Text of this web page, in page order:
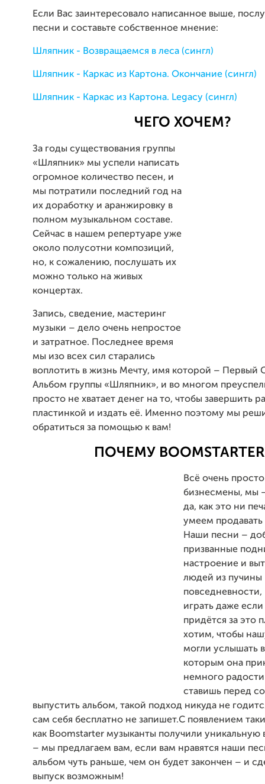
Если Вас заинтересовало написанное выше,
песни и составьте собственное мнение:
Шляпник - Возвращаемся в леса (сингл)
Шляпник - Каркас из Картона. Окончание (сингл)
Шляпник - Каркас из Картона. Legacy (сингл)
ЧЕГО ХОЧЕМ?
За годы существования группы
«Шляпник» мы успели написать
огромное количество песен, и
мы потратили последний год на
их доработку и аранжировку в
полном музыкальном составе.
Сейчас в нашем репертуаре уже
около полусотни композиций,
но, к сожалению, послушать их
можно только на живых
концертах.
Запись, сведение, мастеринг
музыки – дело очень непростое
и затратное. Последнее время
мы изо всех сил старались
воплотить в жизнь Мечту, имя которой – Первый
Альбом группы «Шляпник», и во многом
просто не хватает денег на то, чтобы завершить
пластинкой и издать её. Именно поэтому мы
обратиться за помощью к вам!
ПОЧЕМУ
Всё очень
бизнесмены, мы
да, как это ни
умеем
Наши песни –
призванные
настроение и
людей из пучины
играть даже
придётся за это
хотим, чтобы
могли услышать
которым она
немного
ставишь перед
выпустить альбом, такой подход никуда не
сам себя бесплатно не запишет.С появлением
как Boomstarter музыканты получили уникальную
– мы предлагаем вам, если вам нравятся наши
альбом чуть раньше, чем он будет закончен – и
выпуск возможным!